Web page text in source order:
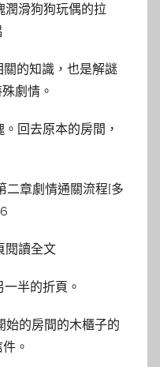
潤滑狗狗玩偶的拉
關的知識，也是解謎
劇情。
回去原本的房間，
閱讀全文
半的折頁。
始的房間的木櫃子的
。